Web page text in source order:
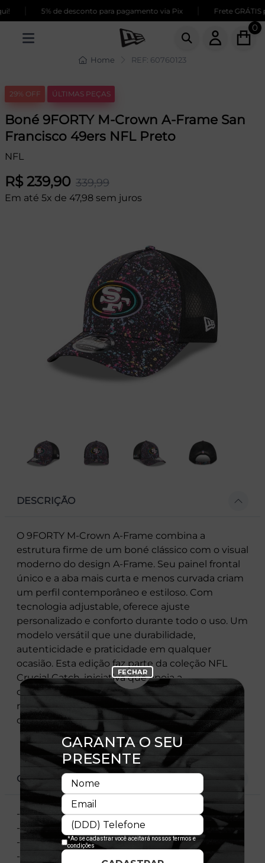
5% de desconto para pagamento via Pix Frete GRÁTIS
0
Home REF: 60760123
29% OFF ÚLTIMAS PEÇAS
Boné 9FORTY M-Crown A-Frame San
Francisco 49ers NFL Preto
NFL
R$ 239,90 339,99
Em até 5x de 47,98 sem juros
DESCRIÇÃO
O 9FORTY M-Crown A-Frame combina a
estrutura firme de um boné clássico com o visual
moderno do design A-Frame. Seu painel frontal
único e a aba mais curta e menos curvada criam
um perfil contemporâneo e estiloso. Com
tecnologia adjustable, oferece ajuste
personalizado e conforto durante todo o uso. Um
modelo versátil que une durabilidade,
autenticidade e praticidade em qualquer
ocasião. Esta edição faz parte da coleção NFL
Crucial Catch, iniciativa que apoia a
conscientização e a luta contra o câncer,
reforçando a importância da prevenção e do
diagnóstico precoce por meio do esporte.
CARACTERÍSTICAS
- Modelo Ajustável
- Aba curva
- Painel frontal único e estruturado
- Silhueta: M-Crown A-Frame